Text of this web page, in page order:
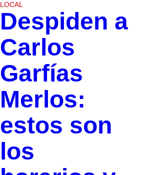
LOCAL
Despiden a
Carlos
Garfías
Merlos:
estos son
los